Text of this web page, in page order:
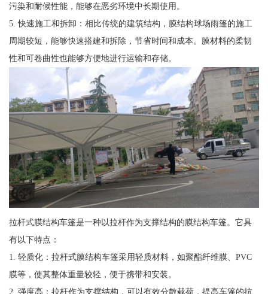
污染和耐候性能，能够在恶劣环境中长期使用。
5. 快速施工和拆卸：相比传统的建筑结构，膜结构球场雨篷的施工
周期较短，能够快速搭建和拆除，节省时间和成本。膜材料的柔韧
性和可卷曲性也能够方便地进行运输和存储。
拉杆式膜结构车篷是一种以拉杆作为支撑结构的膜结构车篷。它具
有以下特点：
1. 轻质化：拉杆式膜结构车篷采用轻质材料，如聚酯纤维膜、PVC
膜等，使其整体重量较轻，便于携带和安装。
2. 强度高：拉杆作为支撑结构，可以有效分散载荷，提高车篷的抗